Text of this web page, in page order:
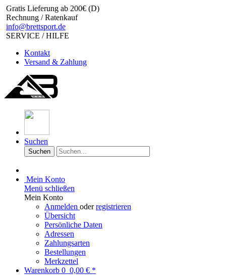
Gratis Lieferung ab 200€ (D)
Rechnung / Ratenkauf
info@brettsport.de
SERVICE / HILFE
Kontakt
Versand & Zahlung
Suchen
Suchen
Mein Konto
Menü schließen
Mein Konto
Anmelden oderregistrieren
Übersicht
Persönliche Daten
Adressen
Zahlungsarten
Bestellungen
Merkzettel
Warenkorb 0 0,00 € *